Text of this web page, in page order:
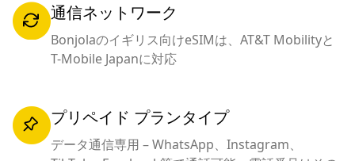
通信ネットワーク
Bonjolaのイギリス向けeSIMは、AT&T Mobilityと
T-Mobile Japanに対応
プリペイド プランタイプ
データ通信専用 – WhatsApp、Instagram、